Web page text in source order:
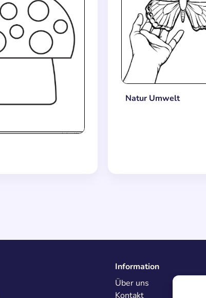
Natur Umwelt
Information
Über uns
Kontakt